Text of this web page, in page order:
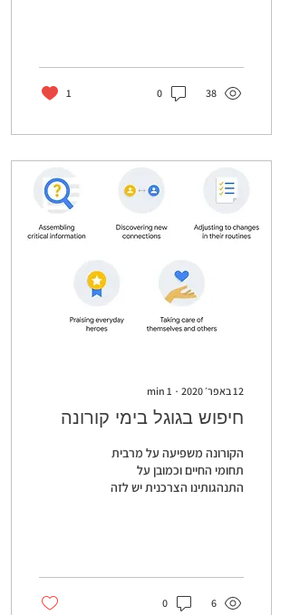
38
0
1
12 באפר׳ 2020 ∙
1
min
חיפוש בגוגל בימי קורונה
הקורונה משפיעה על מרבית
תחומי החיים וכמובן על
התנהגותינו הצרכנית יש לזה
6
0